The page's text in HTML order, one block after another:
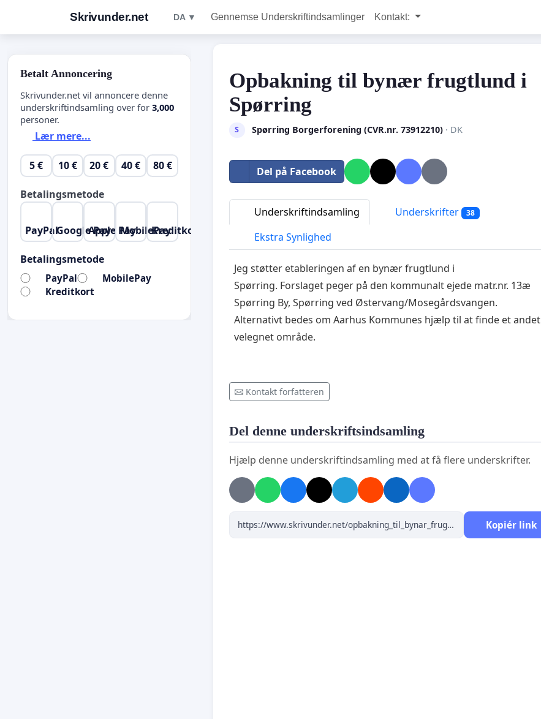
Skrivunder.net DA ▼ Gennemse Underskriftindsamlinger Kontakt:
Opbakning til bynær frugtlund i
Spørring
S Spørring Borgerforening (CVR.nr. 73912210)· DK
Del på Facebook
Underskriftindsamling Underskrifter 38
Ekstra Synlighed
Jeg støtter etableringen af en bynær frugtlund i
Spørring. Forslaget peger på den kommunalt ejede matr.nr. 13æ
Spørring By, Spørring ved Østervang/Mosegårdsvangen.
Alternativt bedes om Aarhus Kommunes hjælp til at finde et andet
velegnet område.
Kontakt forfatteren
Del denne underskriftsindsamling
Hjælp denne underskriftindsamling med at få flere underskrifter.
Kopiér link
Betalt Annoncering
Skrivunder.net vil annoncere denne
underskriftindsamling over for 3,000
personer.
Lær mere...
5 € 10 € 20 € 40 € 80 €
Betalingsmetode
PayPalGoogle PayApple PayMobilePayKreditkort
Betalingsmetode
PayPal
MobilePay
Kreditkort